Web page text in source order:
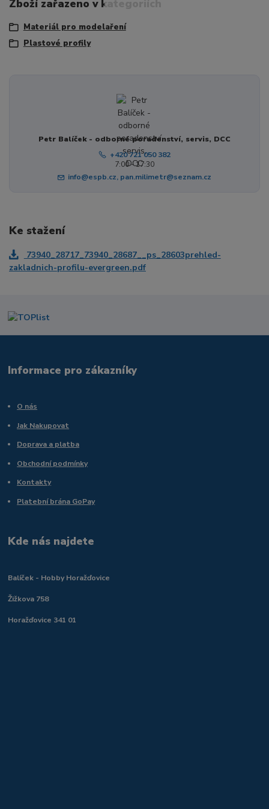
Zboží zařazeno v kategoriích
Materiál pro modelaření
Plastové profily
Petr Balíček - odborné poradenství, servis, DCC
+420 721 050 382
7:00 - 17:30
info@espb.cz, pan.milimetr@seznam.cz
Ke stažení
73940_28717_73940_28687__ps_28603prehled-
zakladnich-profilu-evergreen.pdf
Informace pro zákazníky
O nás
Jak Nakupovat
Doprava a platba
Obchodní podmínky
Kontakty
Platební brána GoPay
Kde nás najdete
Balíček - Hobby Horažďovice
Žižkova 758
Horažďovice 341 01